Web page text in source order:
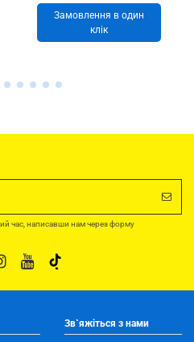
Замовлення в один
клік
час, написавши нам через форму
Зв`яжіться з нами